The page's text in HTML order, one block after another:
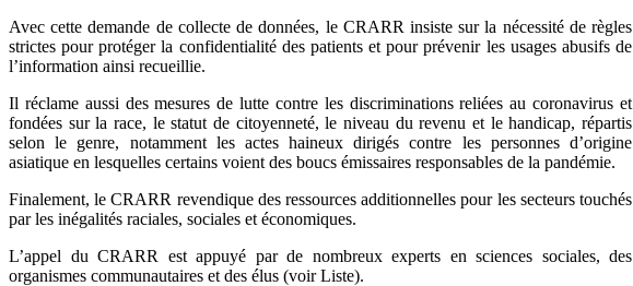
Avec cette demande de collecte de données, le CRARR insiste sur la nécessité de règles
strictes pour protéger la confidentialité des patients et pour prévenir les usages abusifs de
l’information ainsi recueillie.
Il réclame aussi des mesures de lutte contre les discriminations reliées au coronavirus et
fondées sur la race, le statut de citoyenneté, le niveau du revenu et le handicap, répartis
selon le genre, notamment les actes haineux dirigés contre les personnes d’origine
asiatique en lesquelles certains voient des boucs émissaires responsables de la pandémie.
Finalement, le CRARR revendique des ressources additionnelles pour les secteurs touchés
par les inégalités raciales, sociales et économiques.
L’appel du CRARR est appuyé par de nombreux experts en sciences sociales, des
organismes communautaires et des élus (voir Liste).